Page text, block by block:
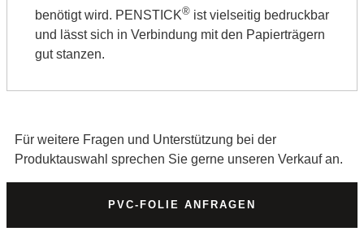
benötigt wird. PENSTICK® ist vielseitig bedruckbar
und lässt sich in Verbindung mit den Papierträgern
gut stanzen.
Für weitere Fragen und Unterstützung bei der
Produktauswahl sprechen Sie gerne unseren Verkauf an.
PVC-FOLIE ANFRAGEN